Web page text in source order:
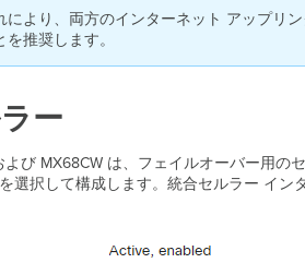
により、両方のインターネット アップリ
を推奨します。
ー
よび MX68CW は、フェイルオーバー用
を選択して構成します。統合セルラー イン